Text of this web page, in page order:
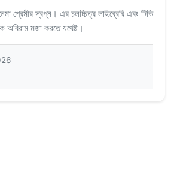
প্রেমীর স্বপ্ন। এর চলচ্চিত্র লাইব্রেরি এবং টিভি
মজা করতে যথেষ্ট।
গাইড: এটি অফার করে এমন সবকিছু আবিষ্কার করুন